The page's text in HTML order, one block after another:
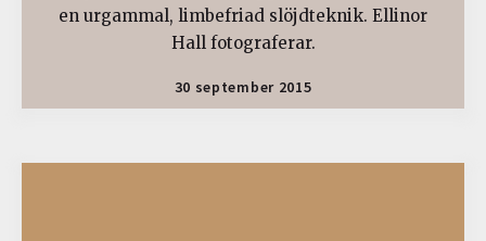
en urgammal, limbefriad slöjdteknik. Ellinor
Hall fotograferar.
30 september 2015